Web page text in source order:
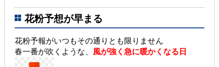
花粉予想が早まる
花粉予報がいつもその通りとも限りません
春一番が吹くような、 風が強く急に暖かくなる日